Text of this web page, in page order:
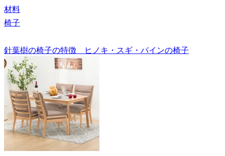
材料
椅子
針葉樹の椅子の特徴 ヒノキ・スギ・パインの椅子